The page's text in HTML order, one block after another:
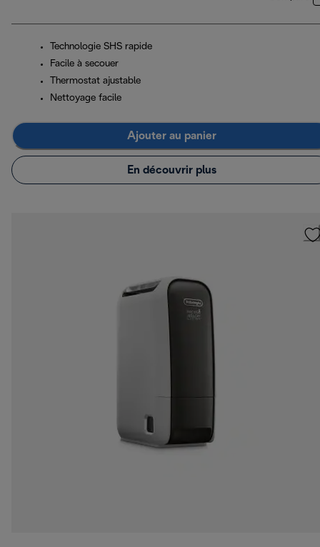
Technologie SHS rapide
Facile à secouer
Thermostat ajustable
Nettoyage facile
Ajouter au panier
En découvrir plus